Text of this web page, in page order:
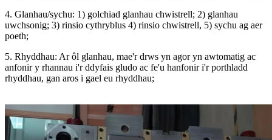
4. Glanhau/sychu: 1) golchiad glanhau chwistrell; 2) glanhau
uwchsonig; 3) rinsio cythryblus 4) rinsio chwistrell, 5) sychu ag aer
poeth;
5. Rhyddhau: Ar ôl glanhau, mae'r drws yn agor yn awtomatig ac
anfonir y rhannau i'r ddyfais gludo ac fe'u hanfonir i'r porthladd
rhyddhau, gan aros i gael eu rhyddhau;